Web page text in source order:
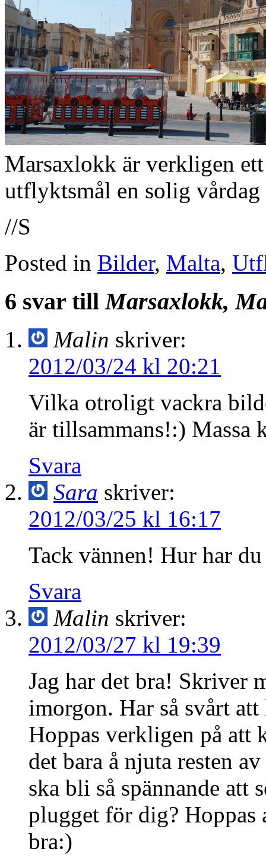
Marsaxlokk är verkligen
utflyktsmål en solig vårdag
//S
Posted in Bilder, Malta,
6 svar tillMarsaxlokk,
Malin skriver:
2012/03/24 kl 20:21
Vilka otroligt vackra
är tillsammans!:) Massa
Svara
Sara skriver:
2012/03/25 kl 16:17
Tack vännen! Hur har
Svara
Malin skriver:
2012/03/27 kl 19:39
Jag har det bra! Skriver
imorgon. Har så svårt
Hoppas verkligen på att
det bara å njuta resten
ska bli så spännande att
plugget för dig? Hoppas
bra:)